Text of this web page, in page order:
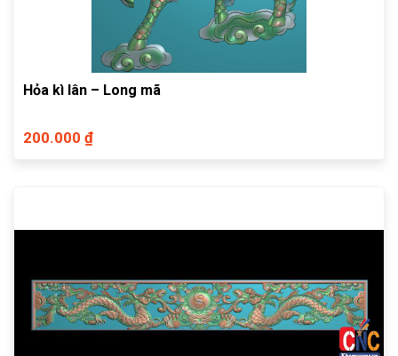
Hỏa kì lân – Long mã
200.000 ₫